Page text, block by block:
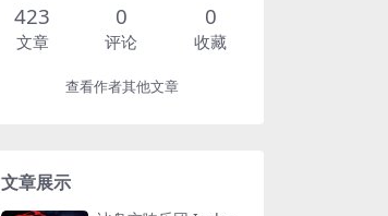
423
文章
0
评论
0
收藏
查看作者其他文章
文章展示